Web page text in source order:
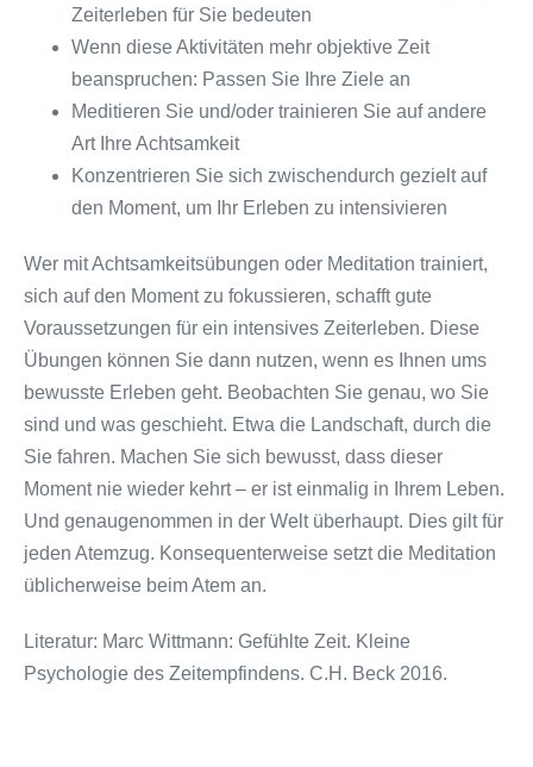
Zeiterleben für Sie bedeuten
Wenn diese Aktivitäten mehr objektive Zeit
beanspruchen: Passen Sie Ihre Ziele an
Meditieren Sie und/oder trainieren Sie auf andere
Art Ihre Achtsamkeit
Konzentrieren Sie sich zwischendurch gezielt auf
den Moment, um Ihr Erleben zu intensivieren
Wer mit Achtsamkeitsübungen oder Meditation trainiert,
sich auf den Moment zu fokussieren, schafft gute
Voraussetzungen für ein intensives Zeiterleben. Diese
Übungen können Sie dann nutzen, wenn es Ihnen ums
bewusste Erleben geht. Beobachten Sie genau, wo Sie
sind und was geschieht. Etwa die Landschaft, durch die
Sie fahren. Machen Sie sich bewusst, dass dieser
Moment nie wieder kehrt – er ist einmalig in Ihrem Leben.
Und genaugenommen in der Welt überhaupt. Dies gilt für
jeden Atemzug. Konsequenterweise setzt die Meditation
üblicherweise beim Atem an.
Literatur: Marc Wittmann: Gefühlte Zeit. Kleine
Psychologie des Zeitempfindens. C.H. Beck 2016.